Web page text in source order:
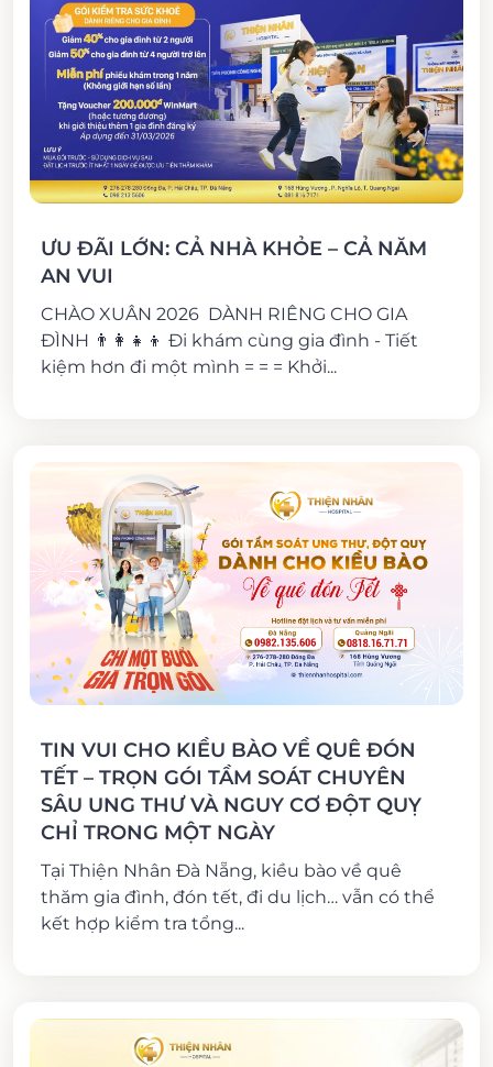
ƯU ĐÃI LỚN: CẢ NHÀ KHỎE – CẢ NĂM
AN VUI
CHÀO XUÂN 2026 DÀNH RIÊNG CHO GIA
ĐÌNH 👨‍👩‍👧‍👦 Đi khám cùng gia đình - Tiết
kiệm hơn đi một mình = = = Khởi...
TIN VUI CHO KIỀU BÀO VỀ QUÊ ĐÓN
TẾT – TRỌN GÓI TẦM SOÁT CHUYÊN
SÂU UNG THƯ VÀ NGUY CƠ ĐỘT QUỴ
CHỈ TRONG MỘT NGÀY
Tại Thiện Nhân Đà Nẵng, kiều bào về quê
thăm gia đình, đón tết, đi du lịch… vẫn có thể
kết hợp kiểm tra tổng...